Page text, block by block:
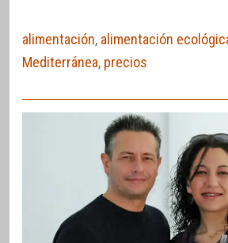
alimentación, alimentación
Mediterránea, precios